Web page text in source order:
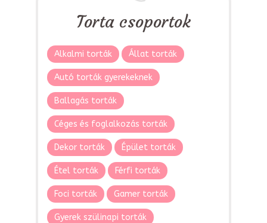
Torta csoportok
Alkalmi torták Állat torták
Autó torták gyerekeknek
Ballagás torták
Céges és foglalkozás torták
Dekor torták Épület torták
Étel torták Férfi torták
Foci torták Gamer torták
Gyerek szülinapi torták